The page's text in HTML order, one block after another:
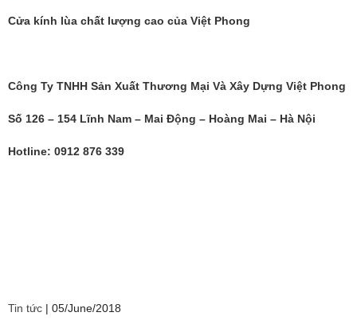
Cửa kính lùa chất lượng cao của Việt Phong
Công Ty TNHH Sản Xuất Thương Mại Và Xây Dựng Việt Phong
Số 126 – 154 Lĩnh Nam – Mai Động – Hoàng Mai – Hà Nội
Hotline: 0912 876 339
Tin tức | 05/June/2018